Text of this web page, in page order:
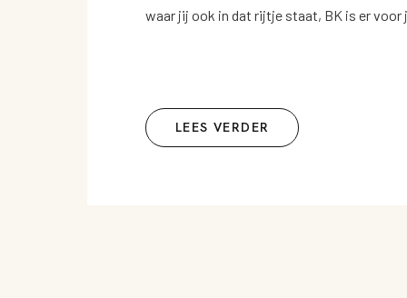
waar jij ook in dat rijtje staat, BK is er
LEES VERDER